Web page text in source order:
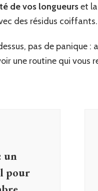
de vos longueurset
des résidus coiffants.
pas de panique
une routine qui vous
un
pour